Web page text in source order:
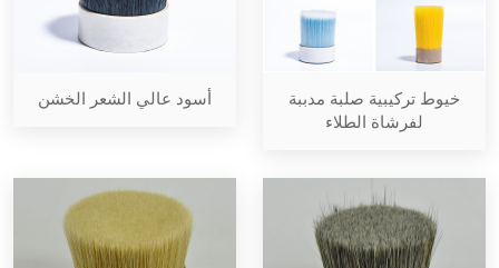
خيوط تركيبية صلبة مدببة
لفرشاة الطلاء
أسود عالي الشعر الخشن